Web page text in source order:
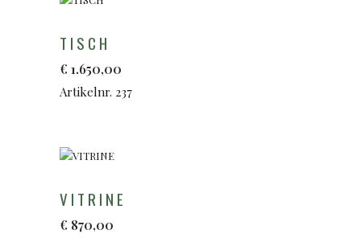
TISCH
€ 1.650,00
Artikelnr. 237
VITRINE
€ 870,00